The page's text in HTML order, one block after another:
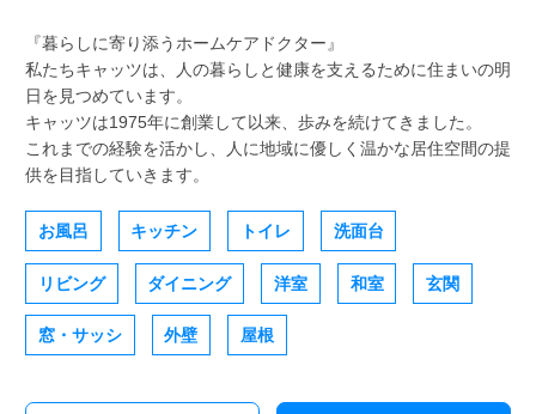
『暮らしに寄り添うホームケアドクター』
私たちキャッツは、人の暮らしと健康を支えるために住まいの明
日を見つめています。
キャッツは1975年に創業して以来、歩みを続けてきました。
これまでの経験を活かし、人に地域に優しく温かな居住空間の提
供を目指していきます。
お風呂 キッチン トイレ 洗面台
リビング ダイニング 洋室 和室 玄関
窓・サッシ 外壁 屋根